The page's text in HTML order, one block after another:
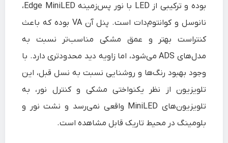
بوده و ترکیبی از LED با نور پس‌زمینه Edge MiniLED،
نانوسل و کوانتوم‌دات است. پنل آن VA بوده که باعث
کنتراست بهتر و عمق مشکی مناسب‌تر نسبت به
مدل‌های ADS می‌شود، اما زاویه دید محدودتری دارد. با
وجود بهبود رنگ‌ها و روشنایی نسبت به نسل قبل، این
تلویزیون از نظر یکنواختی مشکی و کنترل نور، به
تلویزیون‌های MiniLED واقعی نمی‌رسد و نشت نور و
بلومینگ در محیط تاریک قابل مشاهده است.